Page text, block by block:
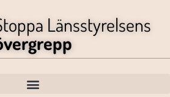
Länsstyrelsens